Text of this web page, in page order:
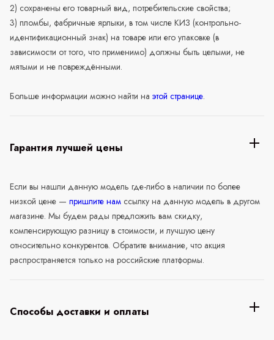
2) сохранены его товарный вид, потребительские свойства;
3) пломбы, фабричные ярлыки, в том числе КИЗ (контрольно-
идентификационный знак) на товаре или его упаковке (в
зависимости от того, что применимо) должны быть целыми, не
мятыми и не повреждёнными.
Больше информации можно найти на этой странице.
Гарантия лучшей цены
Если вы нашли данную модель где-либо в наличии по более
низкой цене — пришлите нам ссылку на данную модель в другом
магазине. Мы будем рады предложить вам скидку,
компенсирующую разницу в стоимости, и лучшую цену
относительно конкурентов. Обратите внимание, что акция
распространяется только на российские платформы.
Способы доставки и оплаты